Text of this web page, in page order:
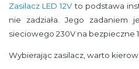
Zasilacz LED 12V to podstawa
nie zadziała. Jego zadaniem
sieciowego 230V na bezpieczne
Wybierając zasilacz, warto